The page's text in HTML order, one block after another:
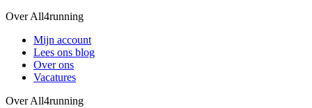
Over All4running
Mijn account
Lees ons blog
Over ons
Vacatures
Over All4running